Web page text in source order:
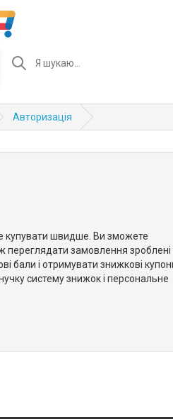
Авторизація
купувати швидше. Ви зможете
переглядати замовлення зроблені
бали і отримувати знижкові
систему знижок і персональне